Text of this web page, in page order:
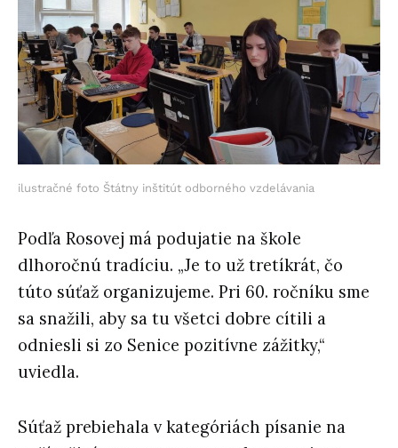
ilustračné foto Štátny inštitút odborného vzdelávania
Podľa Rosovej má podujatie na škole
dlhoročnú tradíciu. „Je to už tretíkrát, čo
túto súťaž organizujeme. Pri 60. ročníku sme
sa snažili, aby sa tu všetci dobre cítili a
odniesli si zo Senice pozitívne zážitky,“
uviedla.
Súťaž prebiehala v kategóriách písanie na